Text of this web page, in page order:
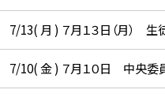
7/13( 月 ) ７月１３日（月）
7/10( 金 ) ７月１０日 中央委